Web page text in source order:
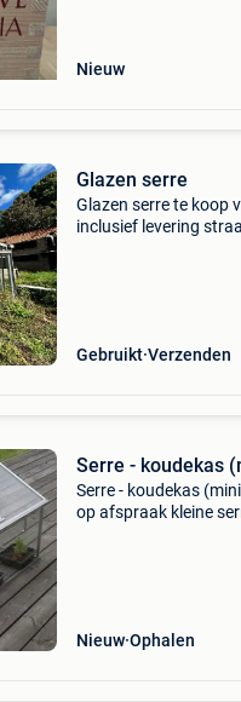
Nieuw
Glazen serre
Glazen serre te koop
inclusief levering
Gebruikt Verzenden
Serre - koudekas
Serre - koudekas
op afspraak kleine
Nieuw Ophalen